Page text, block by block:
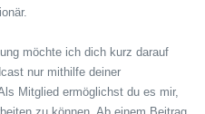
möchte ich dich kurz darauf
nur mithilfe deiner
Mitglied ermöglichst du es mir,